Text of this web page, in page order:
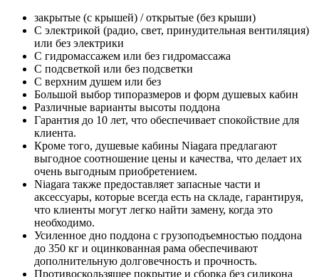
закрытые (с крышей) / открытые (без крыши)
С электрикой (радио, свет, принудительная вентиляция)
или без электрики
С гидромассажем или без гидромассажа
С подсветкой или без подсветки
С верхним душем или без
Большой выбор типоразмеров и форм душевых кабин
Различные варианты высоты поддона
Гарантия до 10 лет, что обеспечивает спокойствие для
клиента.
Кроме того, душевые кабины Niagara предлагают
выгодное соотношение цены и качества, что делает их
очень выгодным приобретением.
Niagara также предоставляет запасные части и
аксессуары, которые всегда есть на складе, гарантируя,
что клиенты могут легко найти замену, когда это
необходимо.
Усиленное дно поддона с грузоподъемностью поддона
до 350 кг и оцинкованная рама обеспечивают
дополнительную долговечность и прочность.
Противоскользящее покрытие и сборка без силикона